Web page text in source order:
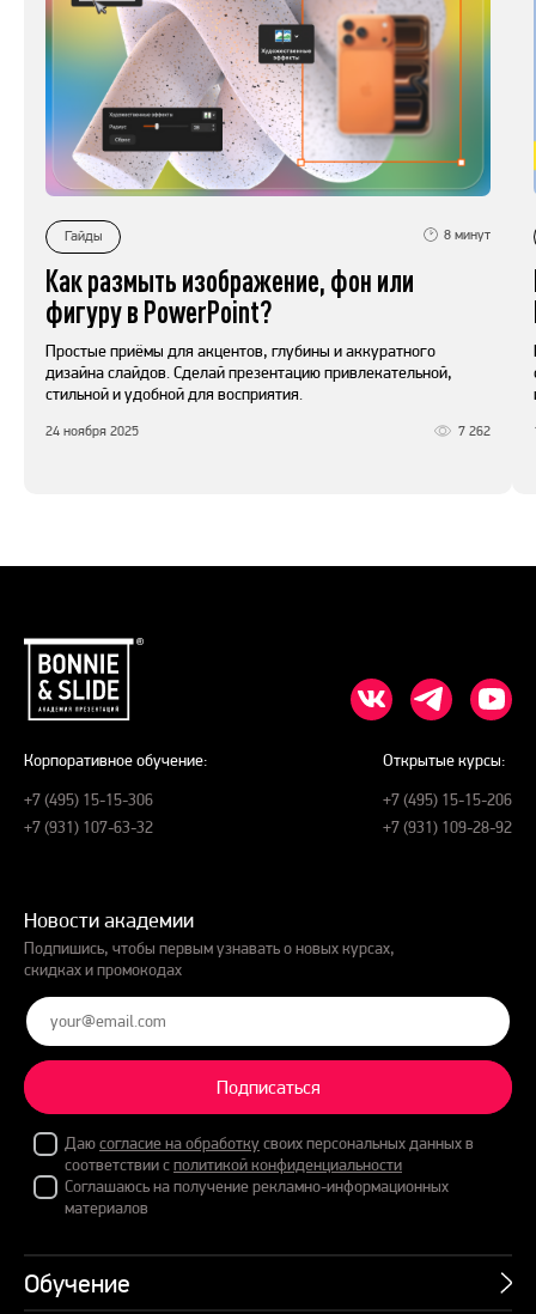
Гайды 8 минут
Как размыть изображение, фон или
фигуру в PowerPoint?
Простые приёмы для акцентов, глубины и аккуратного
дизайна слайдов. Сделай презентацию привлекательной,
стильной и удобной для восприятия.
24 ноября 2025 7 262
Корпоративное обучение:
+7 (495) 15-15-306
+7 (931) 107-63-32
Открытые курсы:
+7 (495) 15-15-206
+7 (931) 109-28-92
Новости академии
Подпишись, чтобы первым узнавать о новых курсах,
скидках и промокодах
Подписаться
Даюсогласие на обработкусвоих персональных данных в
соответствии сполитикой конфиденциальности
Соглашаюсь на получение рекламно-информационных
материалов
Обучение